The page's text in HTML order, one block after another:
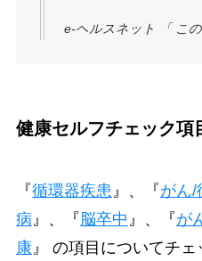
e-ヘルスネット 「 こ
健康セルフチェック項
『循環器疾患 』、『がん/
病 』、『 脳卒中 』、『が
康』 の項目についてチェ